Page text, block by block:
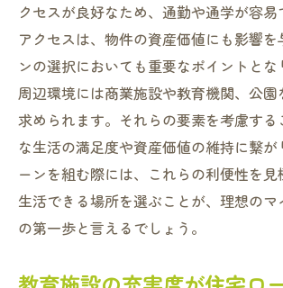
自分に合ったローンタイプの
枚方市の金融機関比較で見る
ローン選びに役立つ専門家ア
用法
ライフプランに基づく最適な
設定
フラット35を利用するメリッ
ト
方法
クセスが良好なため、通勤や通学が容
アクセスは、物件の資産価値にも影響を
ンの選択においても重要なポイントとな
周辺環境には商業施設や教育機関、公
求められます。それらの要素を考慮する
な生活の満足度や資産価値の維持に繋が
ーンを組む際には、これらの利便性を見
生活できる場所を選ぶことが、理想の
の第一歩と言えるでしょう。